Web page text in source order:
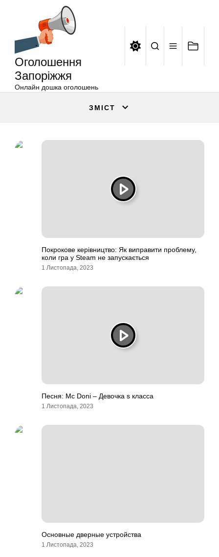
Оголошення
Запоріжжя
Онлайн дошка оголошень
ЗМІСТ
Покрокове керівництво: Як виправити проблему,
коли гра у Steam не запускається
1 Листопада, 2023
Песня: Mc Doni – Девочка s класса
1 Листопада, 2023
Основные дверные устройства
1 Листопада, 2023